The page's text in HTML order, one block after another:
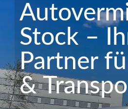
Stock –
Partner
&